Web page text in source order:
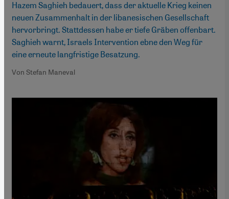
Hazem Saghieh bedauert, dass der aktuelle Krieg keinen
neuen Zusammenhalt in der libanesischen Gesellschaft
hervorbringt. Stattdessen habe er tiefe Gräben offenbart.
Saghieh warnt, Israels Intervention ebne den Weg für
eine erneute langfristige Besatzung.
Von Stefan Maneval